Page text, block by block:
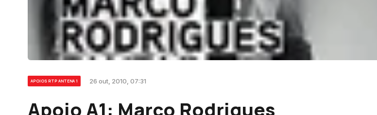
APOIOS RTP ANTENA 1 26 out, 2010, 07:31
Apoio A1: Marco Rodrigues